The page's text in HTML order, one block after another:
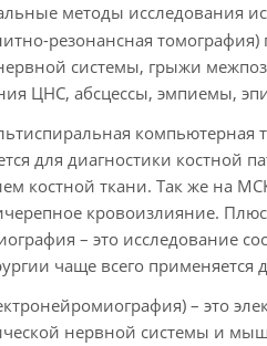
методы исследования
резонансная
системы, грыжи
ЦНС, абсцессы, эмпиемы,
компьютерная
для диагностики костной
костной ткани. Так же на
кровоизлияние.
– это исследование
чаще всего
– это
нервной системы и